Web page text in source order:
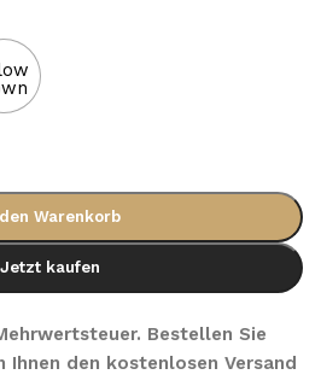
Warenkorb
Jetzt kaufen
Bestellen Sie
den kostenlosen Versand